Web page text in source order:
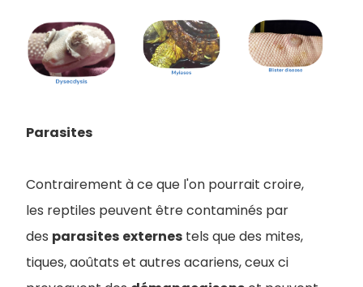
Parasites
Contrairement à ce que l'on pourrait croire,
les reptiles peuvent être contaminés par
des parasites externes tels que des mites,
tiques, aoûtats et autres acariens, ceux ci